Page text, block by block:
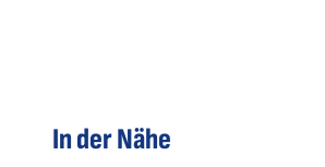
In der Nähe